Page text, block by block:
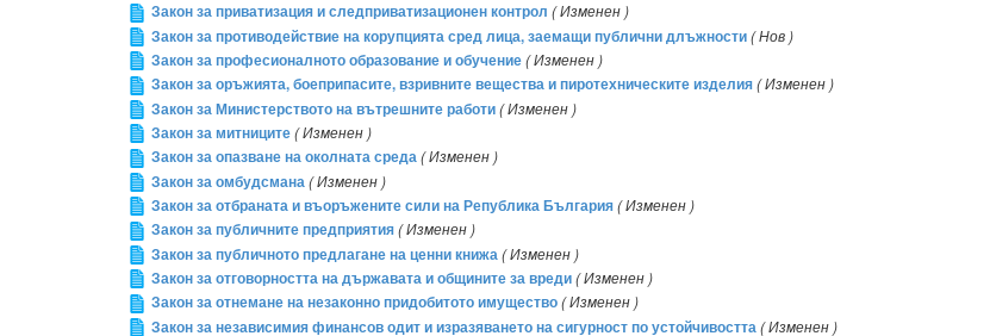
Закон за приватизация и следприватизационен контрол ( Изменен )
Закон за противодействие на корупцията сред лица, заемащи публични длъжности( Нов )
Закон за професионалното образование и обучение( Изменен )
Закон за оръжията, боеприпасите, взривните вещества и пиротехническите изделия( Изменен )
Закон за Министерството на вътрешните работи( Изменен )
Закон за митниците( Изменен )
Закон за опазване на околната среда( Изменен )
Закон за омбудсмана( Изменен )
Закон за отбраната и въоръжените сили на Република България( Изменен )
Закон за публичните предприятия( Изменен )
Закон за публичното предлагане на ценни книжа( Изменен )
Закон за отговорността на държавата и общините за вреди( Изменен )
Закон за отнемане на незаконно придобитото имущество( Изменен )
Закон за независимия финансов одит и изразяването на сигурност по устойчивостта( Изменен )